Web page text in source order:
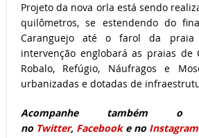
Projeto da nova orla está sendo
quilômetros, se estendendo do
Caranguejo até o farol da praia
intervenção englobará as praias de
Robalo, Refúgio, Náufragos e
urbanizadas e dotadas de
Acompanhe também
no Twitter, Facebooke no Instagram